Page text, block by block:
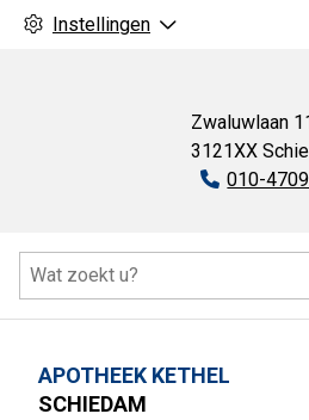
Instellingen
Zwaluwlaan
3121XX
Tel:
010-
APOTHEEK KETHEL
SCHIEDAM